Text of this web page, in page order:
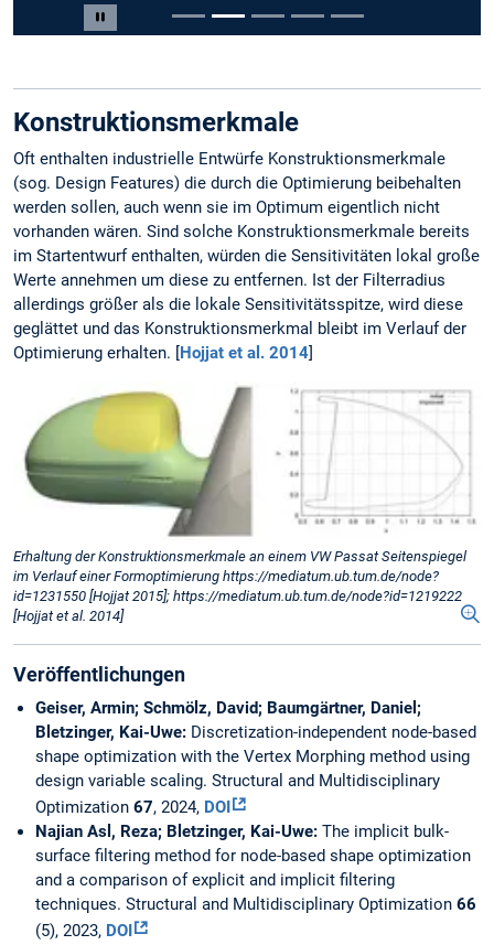
Carousel pausieren
Slide 2 von 5
Konstruktionsmerkmale
Oft enthalten industrielle Entwürfe Konstruktionsmerkmale
(sog. Design Features) die durch die Optimierung beibehalten
werden sollen, auch wenn sie im Optimum eigentlich nicht
vorhanden wären. Sind solche Konstruktionsmerkmale bereits
im Startentwurf enthalten, würden die Sensitivitäten lokal große
Werte annehmen um diese zu entfernen. Ist der Filterradius
allerdings größer als die lokale Sensitivitätsspitze, wird diese
geglättet und das Konstruktionsmerkmal bleibt im Verlauf der
Optimierung erhalten. [ Hojjat et al. 2014]
Erhaltung der Konstruktionsmerkmale an einem VW Passat Seitenspiegel
im Verlauf einer Formoptimierung https://mediatum.ub.tum.de/node?
id=1231550 [Hojjat 2015]; https://mediatum.ub.tum.de/node?id=1219222
[Hojjat et al. 2014]
Veröffentlichungen
Geiser, Armin; Schmölz, David; Baumgärtner, Daniel;
Bletzinger, Kai-Uwe: Discretization-independent node-based
shape optimization with the Vertex Morphing method using
design variable scaling. Structural and Multidisciplinary
Optimization 67, 2024, DOI
Najian Asl, Reza; Bletzinger, Kai-Uwe: The implicit bulk-
surface filtering method for node-based shape optimization
and a comparison of explicit and implicit filtering
techniques. Structural and Multidisciplinary Optimization 66
(5), 2023, DOI